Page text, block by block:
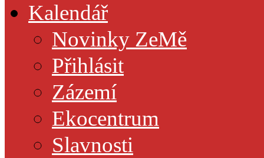
Kalendář
Novinky ZeMě
Přihlásit
Zázemí
Ekocentrum
Slavnosti